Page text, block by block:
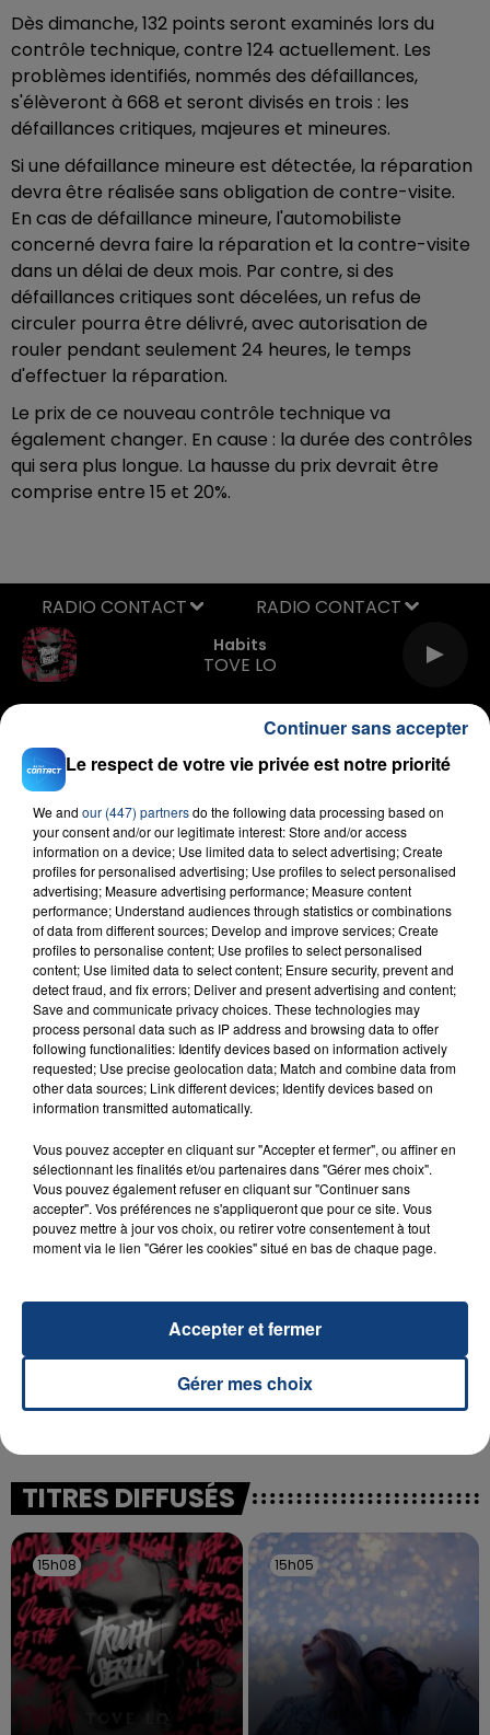
Dès dimanche, 132 points seront examinés lors du
contrôle technique, contre 124 actuellement. Les
problèmes identifiés, nommés des défaillances,
s'élèveront à 668 et seront divisés en trois : les
défaillances critiques, majeures et mineures.
Si une défaillance mineure est détectée, la réparation
devra être réalisée sans obligation de contre-visite.
En cas de défaillance mineure, l'automobiliste
concerné devra faire la réparation et la contre-visite
dans un délai de deux mois. Par contre, si des
défaillances critiques sont décelées,un refus de
circuler pourra être délivré, avec autorisation de
rouler pendant seulement 24 heures, le temps
d'effectuer la réparation.
Le prix de ce nouveau contrôle technique va
également changer. En cause : la durée des contrôles
qui sera plus longue. La hausse du prix devrait être
comprise entre 15 et 20%.
Habits
TOVE LO
RADIO CONTACT
FIL D'ACTU
23 juillet 2026
INCENDIE MORTEL À LENS : UNE FEMME ET
SON BÉBÉ ENTRE LA VIE ET LA...
Un homme s'est immolé par le feu après avoir
aspergé sa compagne et leur bébé de trois mois
d'un liquide inflammable.
UNE ADOLESCENTE DEVANT SE FAIRE
OPÉRER DE LA CHEVILLE RESSORT DE LA...
reconnu sa responsabilité et présenté ses
excuses.
TITRES DIFFUSÉS
15h08
15h08 15h05
15h05
Le respect de votre vie privée est notre priorité
We and our (447) partnersdo the following data processing based on
your consent and/or our legitimate interest: Store and/or access
information on a device; Use limited data to select advertising; Create
profiles for personalised advertising; Use profiles to select personalised
advertising; Measure advertising performance; Measure content
performance; Understand audiences through statistics or combinations
of data from different sources; Develop and improve services; Create
profiles to personalise content; Use profiles to select personalised
content; Use limited data to select content; Ensure security, prevent and
detect fraud, and fix errors; Deliver and present advertising and content;
Save and communicate privacy choices. These technologies may
process personal data such as IP address and browsing data to offer
following functionalities: Identify devices based on information actively
requested; Use precise geolocation data; Match and combine data from
other data sources; Link different devices; Identify devices based on
information transmitted automatically.
Vous pouvez accepter en cliquant sur "Accepter et fermer", ou affiner en
sélectionnant les finalités et/ou partenaires dans "Gérer mes choix".
Vous pouvez également refuser en cliquant sur "Continuer sans
accepter". Vos préférences ne s'appliqueront que pour ce site. Vous
pouvez mettre à jour vos choix, ou retirer votre consentement à tout
moment via le lien "Gérer les cookies" situé en bas de chaque page.
Gérer mes choix
Accepter et fermer
Continuer sans accepter